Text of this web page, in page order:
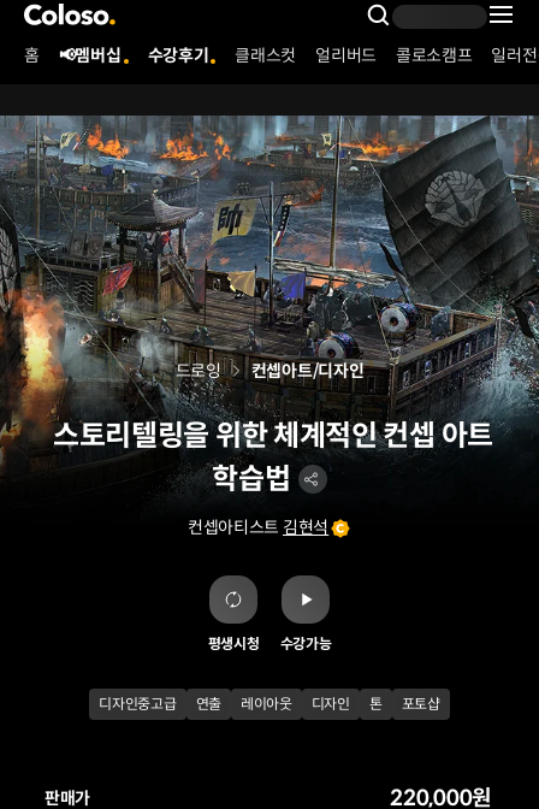
콜로소
Search
Coloso Menu
홈 📢멤버십 수강후기 클래스컷 얼리버드 콜로소캠프 일러
스토리텔링을 위한 체계적인 컨셉 아트
학습법
컨셉아티스트 김현석
드로잉 컨셉아트/디자인
평생시청 수강가능
디자인중고급 연출 레이아웃 디자인 톤 포토샵
판매가 220,000원